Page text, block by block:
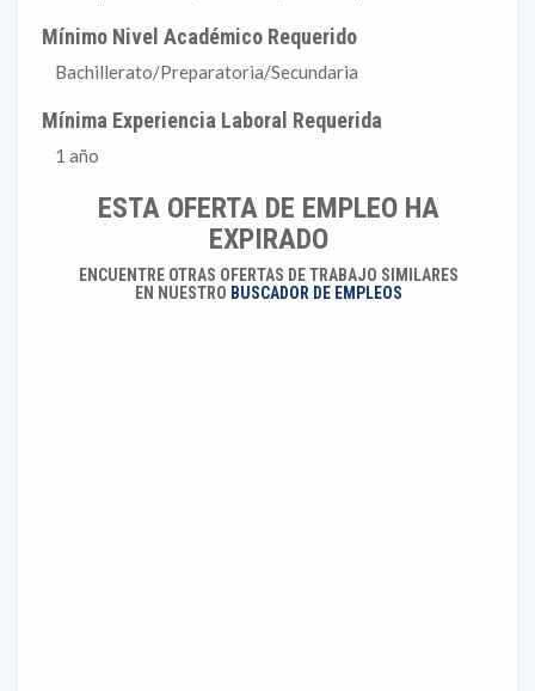
Mínimo Nivel Académico Requerido
Bachillerato/Preparatoria/Secundaria
Mínima Experiencia Laboral Requerida
1 año
ESTA OFERTA DE EMPLEO HA
EXPIRADO
ENCUENTRE OTRAS OFERTAS DE TRABAJO SIMILARES
EN NUESTRO BUSCADOR DE EMPLEOS